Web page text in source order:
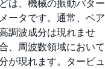
は、機械の振動パター
ータです。通常、ベア
調波成分は現れませ
、周波数領域において
が現れます。タービュ